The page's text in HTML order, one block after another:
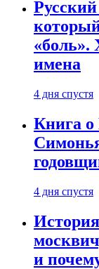
имена
4 дня спустя
Книга о
4 дня спустя
и